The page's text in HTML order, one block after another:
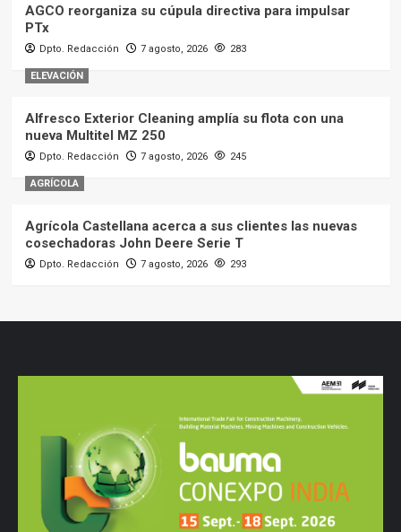
AGCO reorganiza su cúpula directiva para impulsar
PTx
Dpto. Redacción 7 agosto, 2026 283
ELEVACIÓN
Alfresco Exterior Cleaning amplía su flota con una
nueva Multitel MZ 250
Dpto. Redacción 7 agosto, 2026 245
AGRÍCOLA
Agrícola Castellana acerca a sus clientes las nuevas
cosechadoras John Deere Serie T
Dpto. Redacción 7 agosto, 2026 293